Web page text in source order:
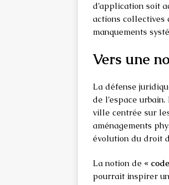
d’application soit
actions collectives
manquements
Vers une
La défense
de l’espace
ville centrée sur
aménagements
évolution du droit
La notion de «
pourrait inspirer